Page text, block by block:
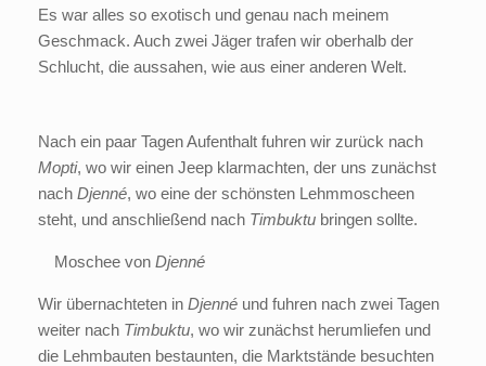
r
d
i
a
r
a
S
c
h
u
c
h
f
i
n
r
S
c
h
c
h
t
d
e
r
h
l
u
c
t
r
e
e
s
p
e
c
r
d
e
r
h
l
z
t
e
Es war alles so exotisch und genau nach meinem
Geschmack. Auch zwei Jäger trafen wir oberhalb der
Schlucht, die aussahen, wie aus einer anderen Welt.
Nach ein paar Tagen Aufenthalt fuhren wir zurück nach
Mopti, wo wir einen Jeep klarmachten, der uns zunächst
nach Djenné, wo eine der schönsten Lehmmoscheen
steht, und anschließend nach Timbuktu bringen sollte.
Moschee von Djenné
Wir übernachteten in Djenné und fuhren nach zwei Tagen
weiter nach Timbuktu, wo wir zunächst herumliefen und
die Lehmbauten bestaunten, die Marktstände besuchten